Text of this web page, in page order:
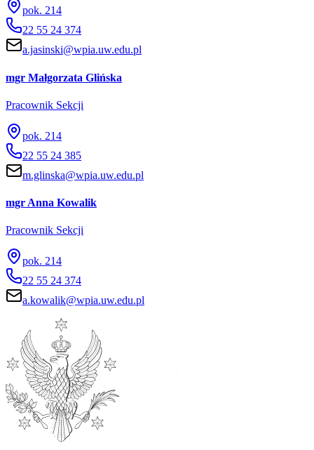
pok. 214
22 55 24 374
a.jasinski@wpia.uw.edu.pl
mgr Małgorzata Glińska
Pracownik Sekcji
pok. 214
22 55 24 385
m.glinska@wpia.uw.edu.pl
mgr Anna Kowalik
Pracownik Sekcji
pok. 214
22 55 24 374
a.kowalik@wpia.uw.edu.pl